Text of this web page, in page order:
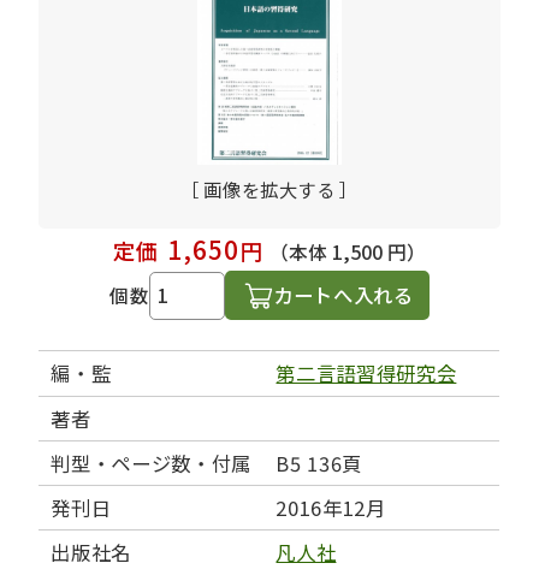
［ 画像を拡大する ］
定価 1,650円
（本体 1,500 円）
個数
カートへ入れる
編・監
第二言語習得研究会
著者
判型・ページ数・付属
B5 136頁
発刊日
2016年12月
出版社名
凡人社